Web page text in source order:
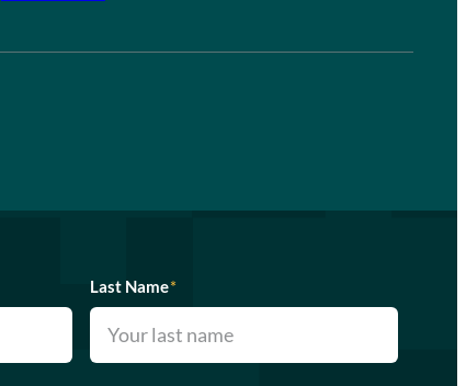
Last Name*